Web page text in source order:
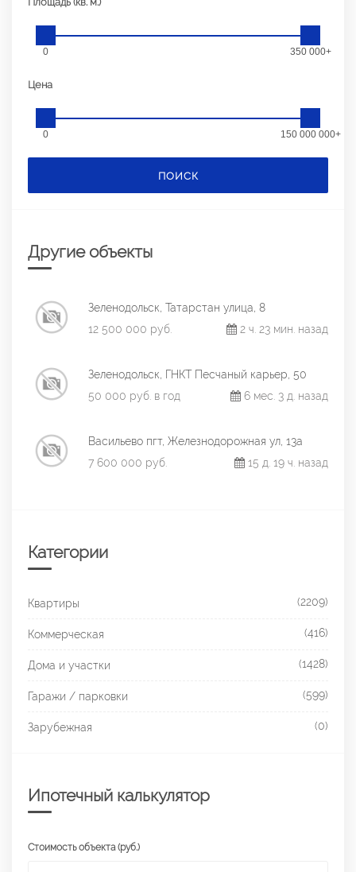
0 350 000+
Цена
0 150 000 000+
ПОИСК
Другие объекты
Зеленодольск, Татарстан улица, 8
12 500 000 руб.
2 ч. 23 мин. назад
Зеленодольск, ГНКТ Песчаный карьер, 50
50 000 руб. в год
6 мес. 3 д. назад
Васильево пгт, Железнодорожная ул, 13а
7 600 000 руб.
15 д. 19 ч. назад
Категории
Квартиры (2209)
Коммерческая (416)
Дома и участки (1428)
Гаражи / парковки (599)
Зарубежная (0)
Ипотечный калькулятор
Стоимость объекта (руб.)